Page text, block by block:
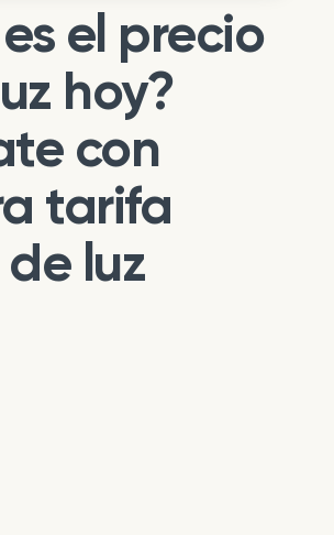
el precio
hoy?
con
tarifa
luz